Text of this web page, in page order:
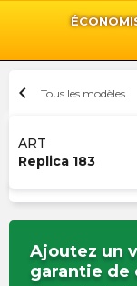
chevron_left Tous les modèles
ART
Replica 183
Ajoutez un
garantie